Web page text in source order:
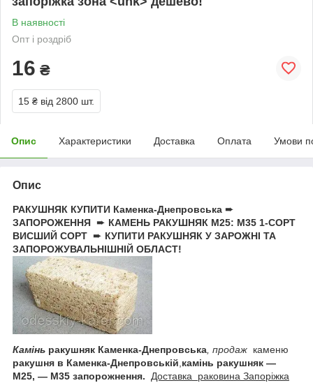
В наявності
Опт і роздріб
16 ₴
15 ₴ від 2800 шт.
Опис Характеристики Доставка Оплата Умови
Опис
РАКУШНЯК КУПИТИ Каменка-Днепровська ➨
ЗАПОРОЖЕННЯ ➨ КАМЕНЬ РАКУШНЯК М25: М35 1-СОРТ
ВИСШИЙ СОРТ ➨ КУПИТИ РАКУШНЯК У ЗАРОЖНІ ТА
ЗАПОРОЖУВАЛЬНІШНІЙ ОБЛАСТ!
Камінь ракушняк Каменка-Днепровська, продаж каменю
ракушня в Каменка-Днепровській,камінь ракушняк —
M25, — М35 запорожнення. Доставка раковина Запоріжка